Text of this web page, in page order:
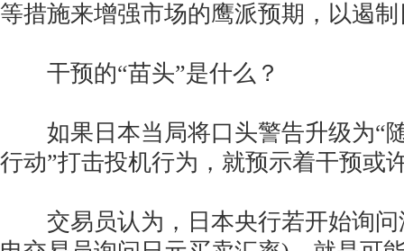
等措施来增强市场的鹰派预期，以遏
干预的“苗头”是什么？
如果日本当局将口头警告升级为“
行动”打击投机行为，就预示着干预或
交易员认为，日本央行若开始询问